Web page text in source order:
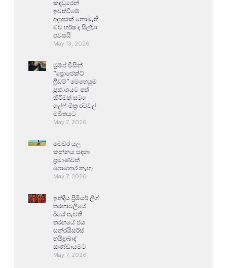
කඳවුරෙන්
ඉවත්වීමේ
අදහසක් නොමැති
බව හර්ෂ ද සිල්වා
පවසයි
May 13, 2026
ට්‍රම්ප් විසින්
“ප්‍රොජෙක්ට්
ෆ්‍රීඩම්” මෙහෙයුම
ප්‍රකාශයට පත්
කිරීමත් සමග
ගල්ෆ් මිත්‍ර රටවල්
මවිතයට
May 7, 2026
මෙවර යල
කන්නය සඳහා
ප්‍රමාණවත්
පොහොර නැහැ
May 7, 2026
ඉන්දීය ප්‍රිමියර් ලීග්
තරඟාවලියේ
ඊයේ පැවති
තරඟයේ ජය
සන්රයිසර්ස්
හයිද්‍රාබාද්
කණ්ඩායමට
May 7, 2026